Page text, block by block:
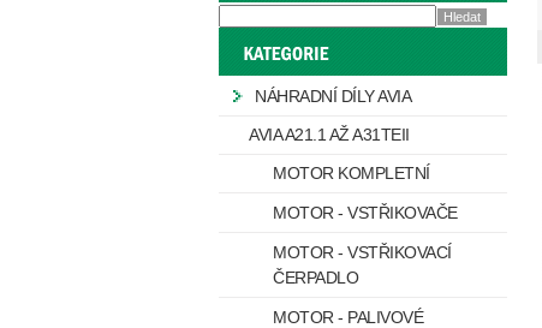
NÁHRADNÍ DÍLY AVIA
AVIA A21.1 AŽ A31TEII
MOTOR KOMPLETNÍ
MOTOR - VSTŘIKOVAČE
MOTOR - VSTŘIKOVACÍ
ČERPADLO
MOTOR - PALIVOVÉ